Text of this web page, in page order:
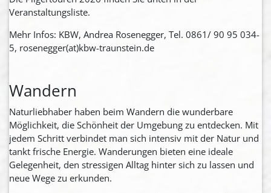
Veranstaltungsliste.
Mehr Infos: KBW, Andrea Rosenegger, Tel. 0861/ 90 95 034-
5, rosenegger(at)kbw-traunstein.de
Wandern
Naturliebhaber haben beim Wandern die wunderbare
Möglichkeit, die Schönheit der Umgebung zu entdecken. Mit
jedem Schritt verbindet man sich intensiv mit der Natur und
tankt frische Energie. Wanderungen bieten eine ideale
Gelegenheit, den stressigen Alltag hinter sich zu lassen und
neue Wege zu erkunden.